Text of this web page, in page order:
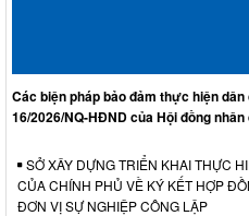
Các biện pháp bảo đảm thực hiện
16/2026/NQ-HĐND của Hội đồng
SỞ XÂY DỰNG TRIỂN KHAI THỰC
CỦA CHÍNH PHỦ VỀ KÝ KẾT HỢP
ĐƠN VỊ SỰ NGHIỆP CÔNG LẬP